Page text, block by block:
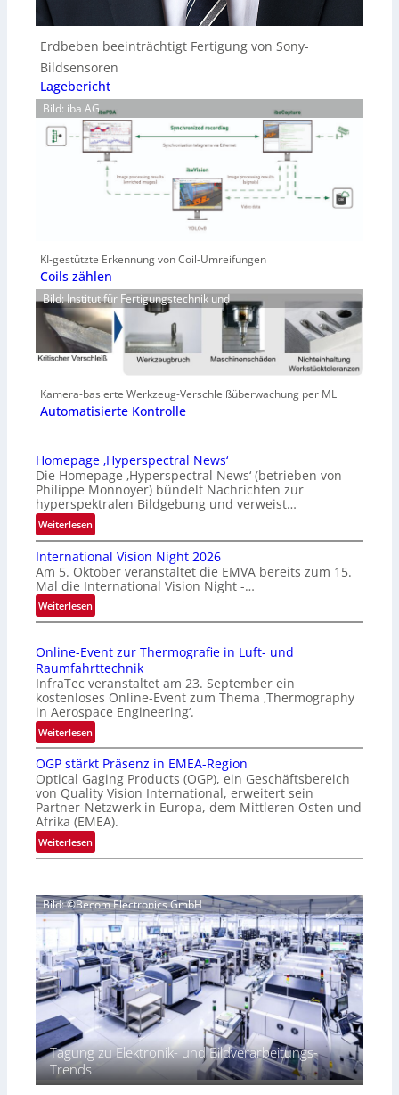
Erdbeben beeinträchtigt Fertigung von Sony-
Bildsensoren
Lagebericht
Bild: iba AG
KI-gestützte Erkennung von Coil-Umreifungen
Coils zählen
Bild: Institut für Fertigungstechnik und
Kamera-basierte Werkzeug-Verschleißüberwachung per ML
Automatisierte Kontrolle
Homepage ‚Hyperspectral News‘
Die Homepage ‚Hyperspectral News‘ (betrieben von
Philippe Monnoyer) bündelt Nachrichten zur
hyperspektralen Bildgebung und verweist…
Weiterlesen:
H
o
m
e
p
a
e
‚
H
y
p
e
r
s
p
e
c
t
r
l
N
w
s
‘
International Vision Night 2026
Am 5. Oktober veranstaltet die EMVA bereits zum 15.
Mal die International Vision Night -…
Weiterlesen:
I
t
e
r
n
a
t
o
n
a
l
V
i
i
o
N
i
g
h
t
2
0
2
6
Online-Event zur Thermografie in Luft- und
Raumfahrttechnik
InfraTec veranstaltet am 23. September ein
kostenloses Online-Event zum Thema ‚Thermography
in Aerospace Engineering‘.
Weiterlesen:
O
n
l
i
n
e
-
e
n
z
u
r
T
h
r
m
o
OGP stärkt Präsenz in EMEA-Region
Optical Gaging Products (OGP), ein Geschäftsbereich
von Quality Vision International, erweitert sein
Partner-Netzwerk in Europa, dem Mittleren Osten und
Afrika (EMEA).
Weiterlesen:
O
s
ä
r
t
P
r
ä
s
Bild: ©Becom Electronics GmbH
Tagung zu Elektronik- und Bildverarbeitungs-
Trends